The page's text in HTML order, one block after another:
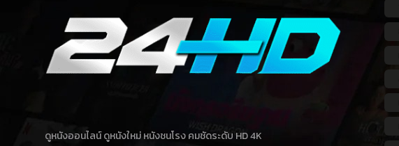
ดูหนังออนไลน์ ดูหนังใหม่ หนังชนโรง คมชัดระดับ HD 4K